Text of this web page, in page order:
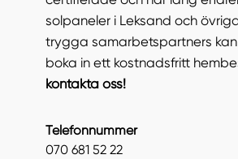
solpaneler i Leksand och
trygga samarbetspartners
boka in ett kostnadsfritt
kontakta oss!
Telefonnummer
070 681 52 22